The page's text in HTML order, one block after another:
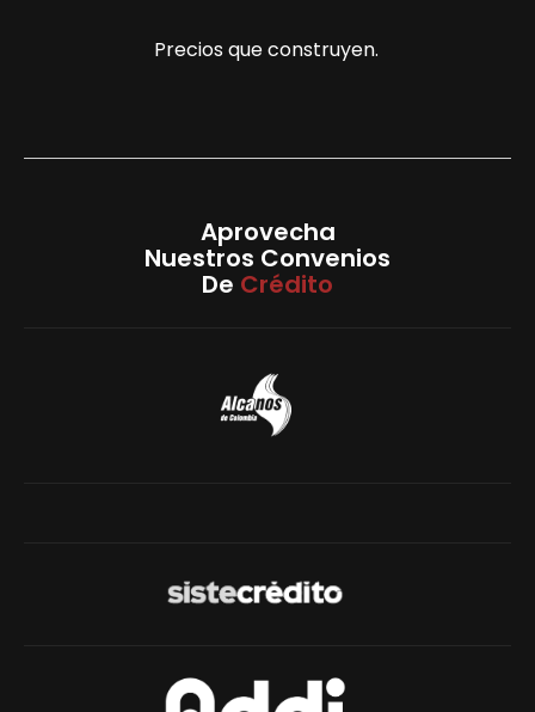
Precios que construyen.
Aprovecha
Nuestros Convenios
De Crédito